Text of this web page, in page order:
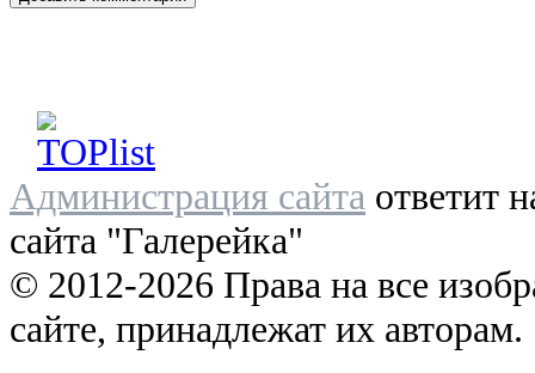
Администрация сайта ответит
сайта "Галерейка"
© 2012-2026 Права на все
сайте, принадлежат их авторам.